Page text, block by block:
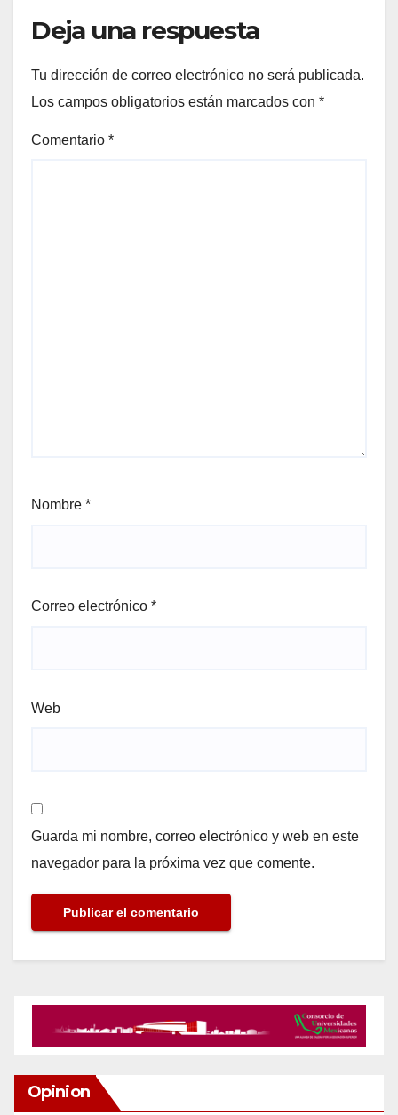
Deja una respuesta
Tu dirección de correo electrónico no será publicada.
Los campos obligatorios están marcados con *
Comentario *
Nombre *
Correo electrónico *
Web
Guarda mi nombre, correo electrónico y web en este
navegador para la próxima vez que comente.
Opinion